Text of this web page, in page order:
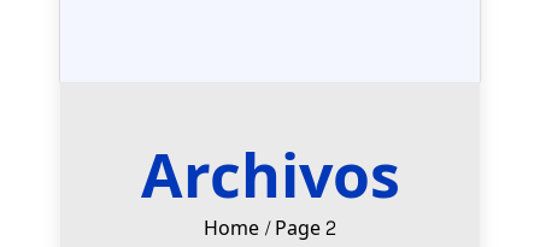
Archivos
Home Page 2